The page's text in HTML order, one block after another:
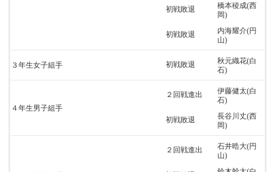
初戦敗退
橋本稜成(西
岡)
初戦敗退
内海耀介(円
山)
３年生女子組手 初戦敗退
秋元織花(白
石)
４年生男子組手
２回戦進出
伊藤健太(白
石)
初戦敗退
長谷川丈(西
岡)
２回戦進出
石井晧大(円
山)